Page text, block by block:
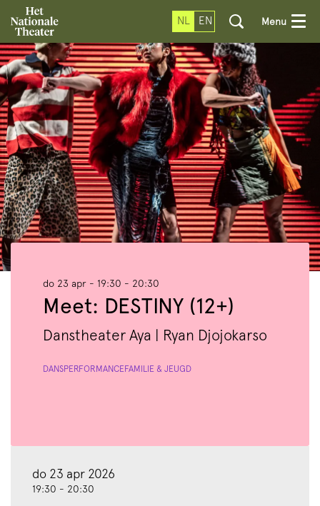
NL EN Menu
Meet: DESTINY (12+)
Danstheater Aya | Ryan Djojokarso
do 23 apr - 19:30 - 20:30
DANSPERFORMANCEFAMILIE & JEUGD
do 23 apr 2026
19:30 - 20:30